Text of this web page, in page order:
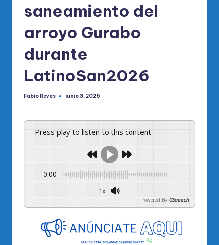
R
M
saneamiento del
arroyo Gurabo
durante
LatinoSan2026
Publicado
Fabio Reyes junio 3, 2026
Press play to listen to this content
0:00 -:--
1x
Powered By GSpeech